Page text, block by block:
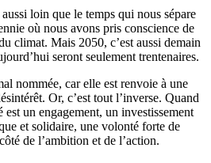
loin que le temps qui nous sépare
où nous avons pris conscience de
climat. Mais 2050, c’est aussi demain
seront seulement trentenaires.
nommée, car elle est renvoie à une
Or, c’est tout l’inverse. Quand
un engagement, un investissement
et solidaire, une volonté forte de
de l’ambition et de l’action.